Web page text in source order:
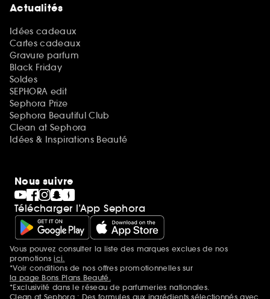
Actualités
Idées cadeaux
Cartes cadeaux
Gravure parfum
Black Friday
Soldes
SEPHORA edit
Sephora Prize
Sephora Beautiful Club
Clean at Sephora
Idées & Inspirations Beauté
Nous suivre
Télécharger l’App Sephora
Mentions additionnelles
Vous pouvez consulter la liste des marques exclues de nos
promotionsici.
*Voir conditions de nos offres promotionnelles sur
la page Bons Plans Beauté.
*Exclusivité dans le réseau de parfumeries nationales.
Clean at Sephora : Des formules aux ingrédients sélectionnés avec